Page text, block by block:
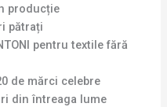
producție
pătrați
pentru textile fără
de mărci celebre
din întreaga lume